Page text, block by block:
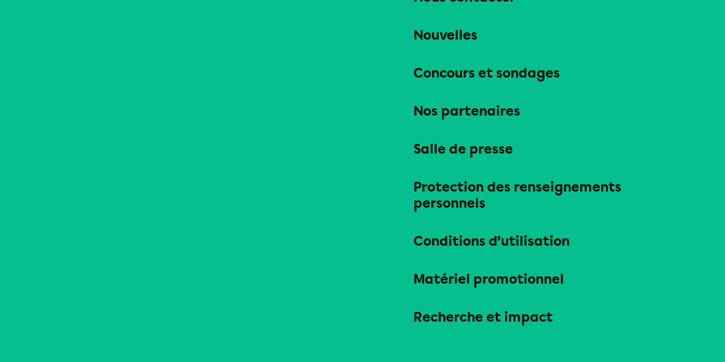
Nouvelles
Concours et sondages
Nos partenaires
Salle de presse
Protection des renseignements
personnels
Conditions d’utilisation
Matériel promotionnel
Recherche et impact